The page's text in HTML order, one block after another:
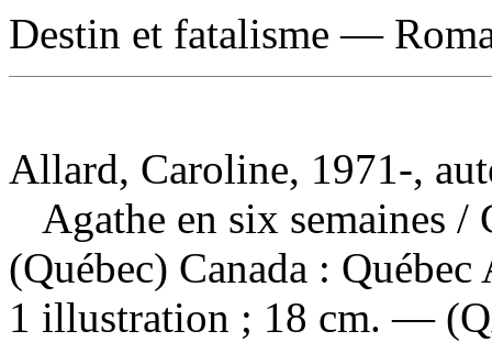
Destin et fatalisme —
Allard, Caroline, 1971-,
Agathe en six semaines /
(Québec) Canada :
1 illustration ; 18 cm. —